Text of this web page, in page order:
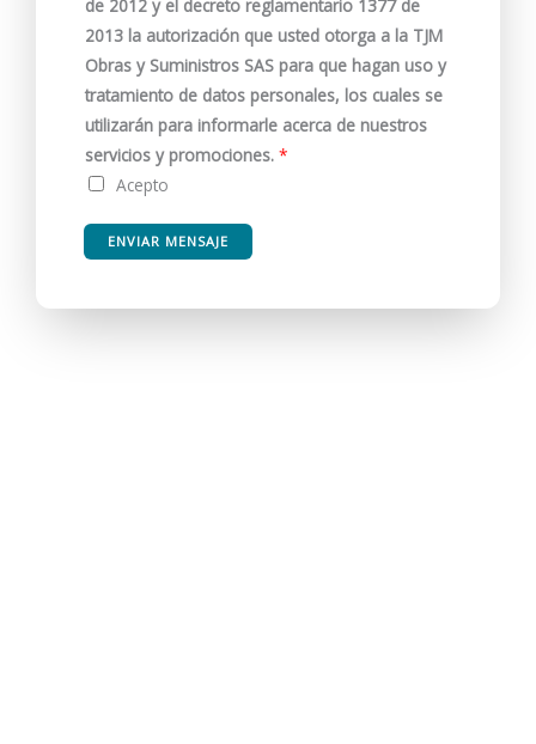
de 2012 y el decreto reglamentario 1377 de
2013 la autorización que usted otorga a la TJM
Obras y Suministros SAS para que hagan uso y
tratamiento de datos personales, los cuales se
utilizarán para informarle acerca de nuestros
servicios y promociones. *
Acepto
ENVIAR MENSAJE